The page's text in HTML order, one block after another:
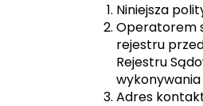
Niniejsza
Operatorem
rejestru
Rejestru
wykonywania
Adres